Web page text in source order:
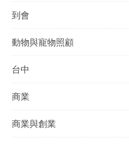
到會
動物與寵物照顧
台中
商業
商業與創業